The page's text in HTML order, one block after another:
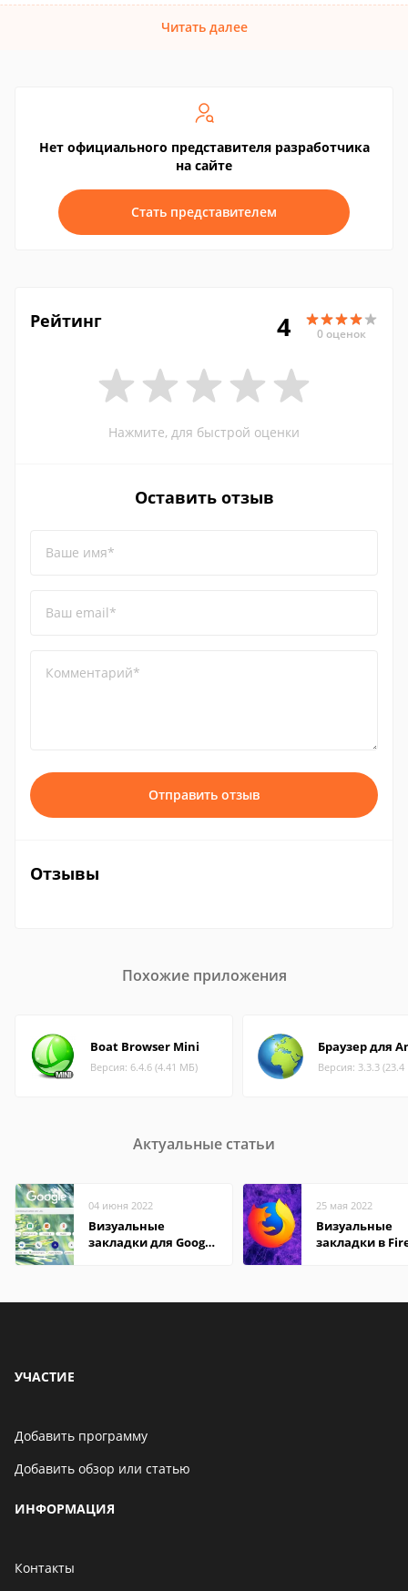
Читать далее
Нет официального представителя разработчика
на сайте
Стать представителем
Рейтинг 4 0 оценок
Нажмите, для быстрой оценки
Оставить отзыв
Ваше имя*
Ваш email*
Комментарий*
Отправить отзыв
Отзывы
Похожие приложения
Boat Browser Mini
Версия: 6.4.6 (4.41 МБ)
Браузер для
Версия: 3.3.3
Актуальные статьи
04 июня 2022
Визуальные
закладки для Google
25 мая 2022
Визуальные
закладки в
УЧАСТИЕ
Добавить программу
Добавить обзор или статью
ИНФОРМАЦИЯ
Контакты